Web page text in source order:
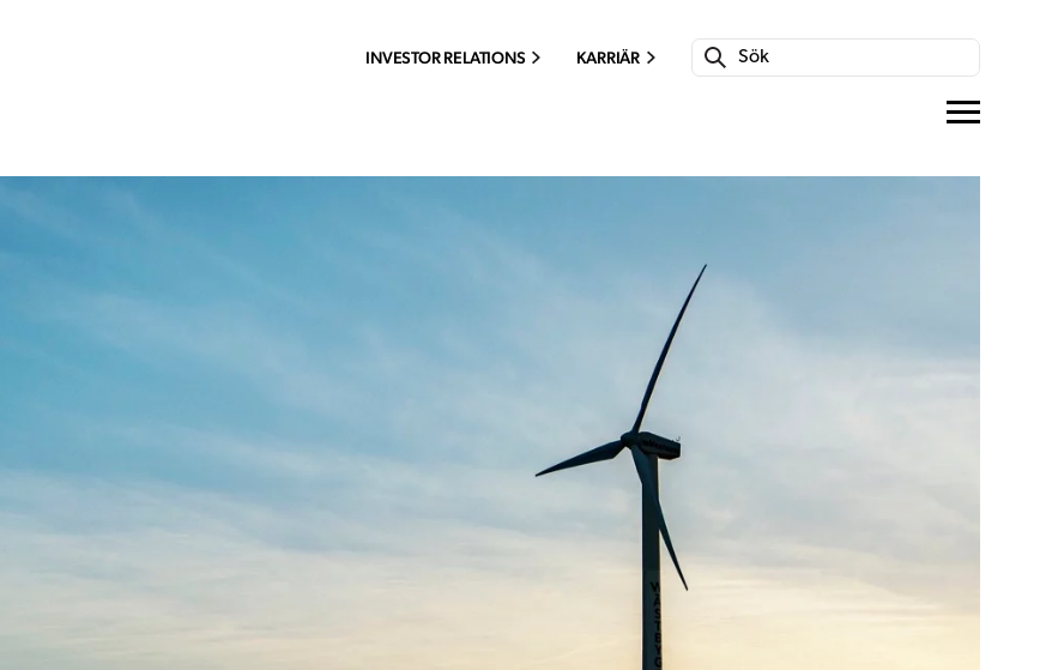
INVESTOR RELATIONS KARRIÄR